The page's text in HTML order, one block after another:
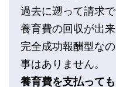
過去に遡って請求
養育費の回収が出
完全成功報酬型な
事はありません。
養育費を支払って